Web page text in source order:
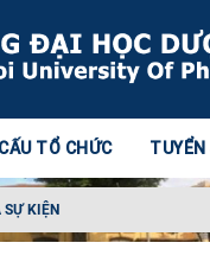
TỔ CHỨC
KIỆN